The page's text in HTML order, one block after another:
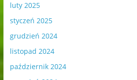
luty 2025
styczeń 2025
grudzień 2024
listopad 2024
październik 2024